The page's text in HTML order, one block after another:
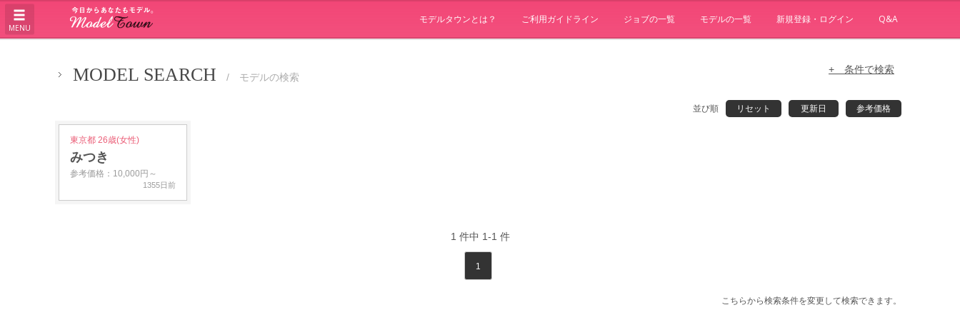
MENU
モデルタウンとは？ ご利用ガイドライン ジョブの一覧 モデルの一覧 新規登録・ログイン Q&A
MODEL SEARCH / モデルの検索
+ 条件で検索
並び順 リセット 更新日 参考価格
東京都 26歳(女性)
みつき
参考価格：10,000円～
1355日前
1 件中 1-1 件
1
こちらから検索条件を変更して検索できます。